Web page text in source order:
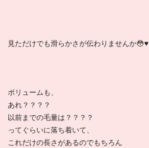
見ただけでも滑らかさが伝わりませんか😳♥️
ボリュームも、
あれ？？？？
以前までの毛量は？？？？
ってぐらいに落ち着いて、
これだけの長さがあるのでもちろん